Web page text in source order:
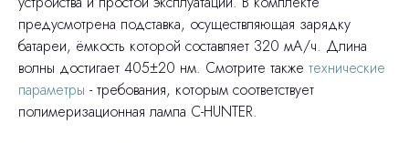
предусмотрена подставка, осуществляющая зарядку
батареи, ёмкость которой составляет 320 мА/ч. Длина
волны достигает 405±20 нм. Смотрите также технические
параметры - требования, которым соответствует
полимеризационная лампа C-HUNTER.